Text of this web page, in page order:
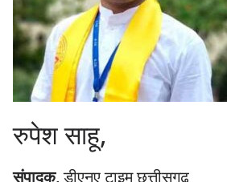
रुपेश साहू,
संपादक,डीएनए टाइम छत्तीसगढ़